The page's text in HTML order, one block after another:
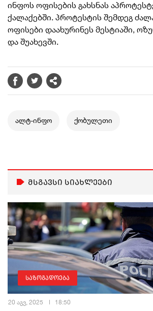
ინფოს ოფისების გახსნას
ქალაქებში. პროტესტის შემდეგ
ოფისები დაახურინეს მესტიაში,
და შუახევში.
ალტ-ინფო ქობულეთი
მსგავსი სიახლეები
საზოგადოება
20 აგვ, 2025 18:50